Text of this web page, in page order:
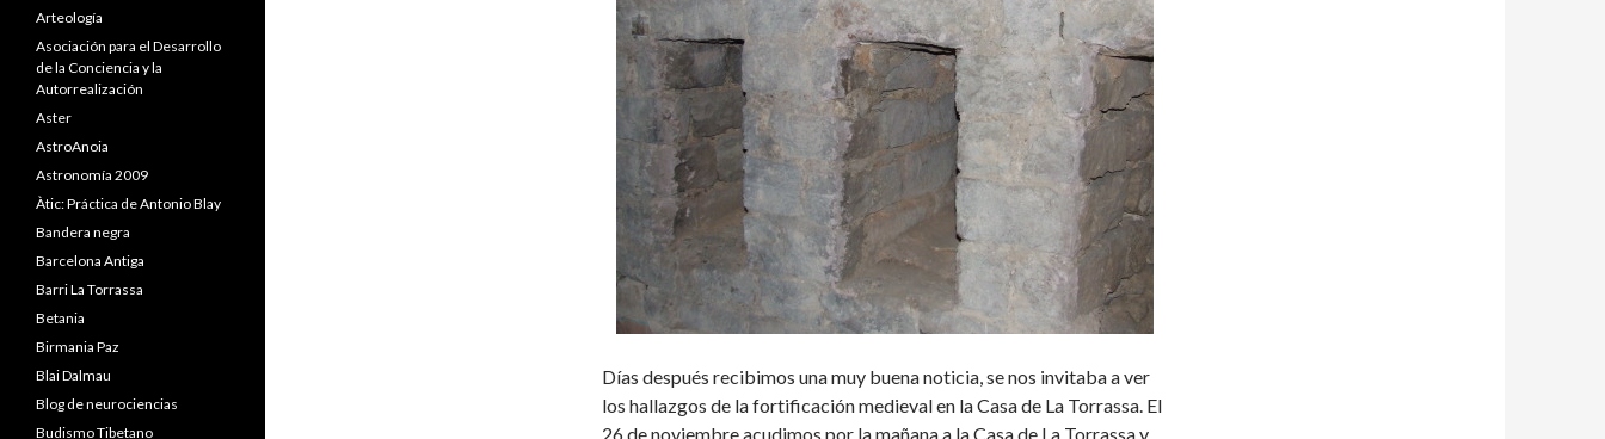
Días después recibimos una muy buena noticia, se nos invitaba a ver
los hallazgos de la fortificación medieval en la Casa de La Torrassa. El
26 de noviembre acudimos por la mañana a la Casa de La Torrassa y
Arteología
Asociación para el Desarrollo
de la Conciencia y la
Autorrealización
Aster
AstroAnoia
Astronomía 2009
Àtic: Práctica de Antonio Blay
Bandera negra
Barcelona Antiga
Barri La Torrassa
Betania
Birmania Paz
Blai Dalmau
Blog de neurociencias
Budismo Tibetano